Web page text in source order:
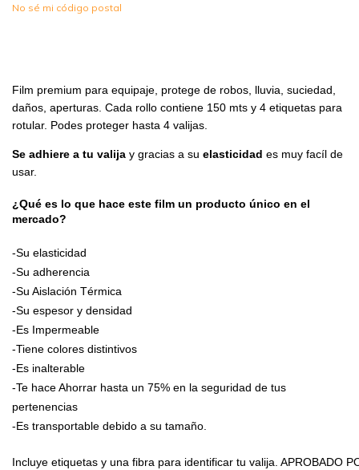
No sé mi código postal
Film premium para equipaje, protege de robos, lluvia, suciedad,
daños, aperturas. Cada rollo contiene 150 mts y 4 etiquetas para
rotular. Podes proteger hasta 4 valijas.
Se adhiere a tu valija y gracias a su elasticidad es muy facíl de
usar.
¿Qué es lo que hace este film un producto único en el
mercado?
-Su elasticidad
-Su adherencia
-Su Aislación Térmica
-Su espesor y densidad
-Es Impermeable
-Tiene colores distintivos
-Es inalterable
-Te hace Ahorrar hasta un 75% en la seguridad de tus
pertenencias
-Es transportable debido a su tamaño.
Incluye etiquetas y una fibra para identificar tu valija. APROBADO